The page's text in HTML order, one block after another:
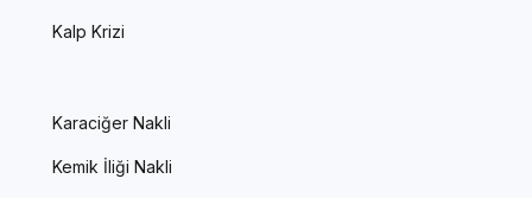
Kalp Krizi
Karaciğer Nakli
Kemik İliği Nakli